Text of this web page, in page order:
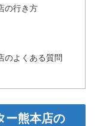
の行き方
のよくある質問
ー熊本店の